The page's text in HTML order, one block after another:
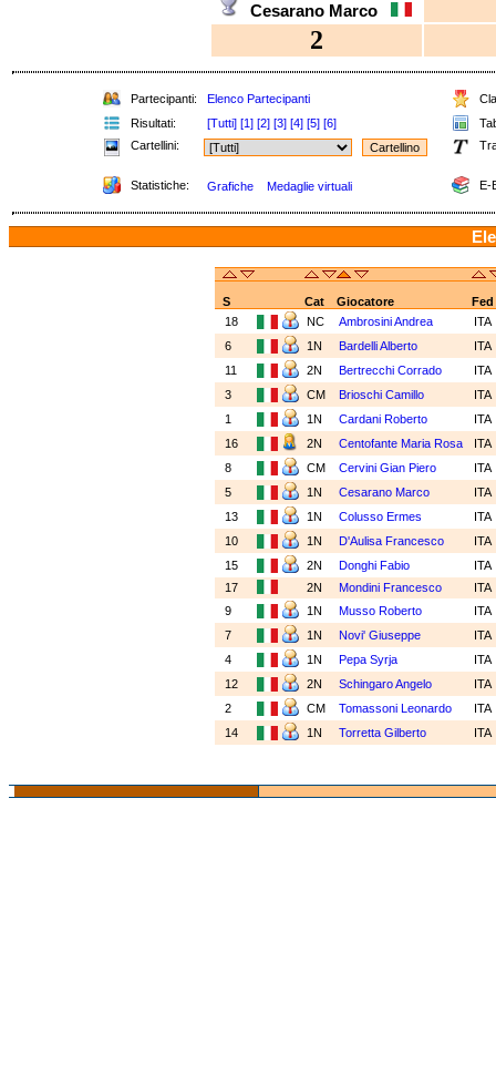
Cesarano Marco
2
Partecipanti: Elenco Partecipanti
Risultati:
[Tutti] [1] [2] [3] [4] [5] [6]
Cartellini:
Statistiche: Grafiche Medaglie virtuali E-
S Cat Giocatore
Fed
18
NC Ambrosini Andrea
ITA
6
1N Bardelli Alberto
ITA
11
2N Bertrecchi Corrado
ITA
3
CM Brioschi Camillo
ITA
1
1N Cardani Roberto
ITA
16
2N Centofante Maria Rosa
ITA
8
CM Cervini Gian Piero
ITA
5
1N Cesarano Marco
ITA
13
1N Colusso Ermes
ITA
10
1N D'Aulisa Francesco
ITA
15
2N Donghi Fabio
ITA
17
2N Mondini Francesco
ITA
9
1N Musso Roberto
ITA
7
1N Novi' Giuseppe
ITA
4
1N Pepa Syrja
ITA
12
2N Schingaro Angelo
ITA
2
CM Tomassoni Leonardo
ITA
14
1N Torretta Gilberto ITA